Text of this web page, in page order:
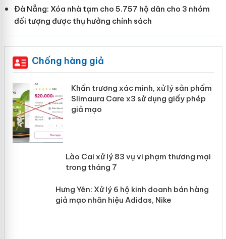
Đà Nẵng: Xóa nhà tạm cho 5.757 hộ dân cho 3 nhóm
đối tượng được thụ hưởng chính sách
Chống hàng giả
Khẩn trương xác minh, xử lý sản phẩm
Slimaura Care x3 sử dụng giấy phép
giả mạo
Lào Cai xử lý 83 vụ vi phạm thương
mại trong tháng 7